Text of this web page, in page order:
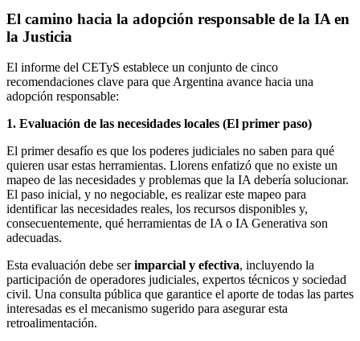
El camino hacia la adopción responsable de la IA en
la Justicia
El informe del CETyS establece un conjunto de cinco
recomendaciones clave para que Argentina avance hacia una
adopción responsable:
1. Evaluación de las necesidades locales (El primer paso)
El primer desafío es que los poderes judiciales no saben para qué
quieren usar estas herramientas. Llorens enfatizó que no existe un
mapeo de las necesidades y problemas que la IA debería solucionar.
El paso inicial, y no negociable, es realizar este mapeo para
identificar las necesidades reales, los recursos disponibles y,
consecuentemente, qué herramientas de IA o IA Generativa son
adecuadas.
Esta evaluación debe serimparcial y efectiva, incluyendo la
participación de operadores judiciales, expertos técnicos y sociedad
civil. Una consulta pública que garantice el aporte de todas las partes
interesadas es el mecanismo sugerido para asegurar esta
retroalimentación.